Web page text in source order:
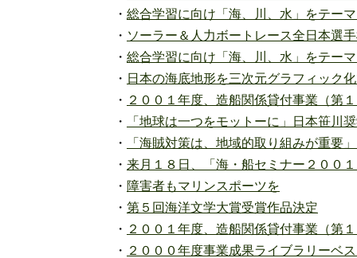
・ 総合学習に向け「海、川、水」をテー
・ ソーラー＆人力ボートレース全日本選
・ 総合学習に向け「海、川、水」をテー
・ 日本の海底地形を三次元グラフィック
・ ２００１年度、造船関係貸付事業（第
・
「地球は一つをモットーに」日本笹川
・
「海賊対策は、地域的取り組みが重要
・ 来月１８日、「海・船セミナー２００
・ 障害者もマリンスポーツを
・ 第５回海洋文学大賞受賞作品決定
・ ２００１年度、造船関係貸付事業（第
・ ２０００年度事業成果ライブラリーベ